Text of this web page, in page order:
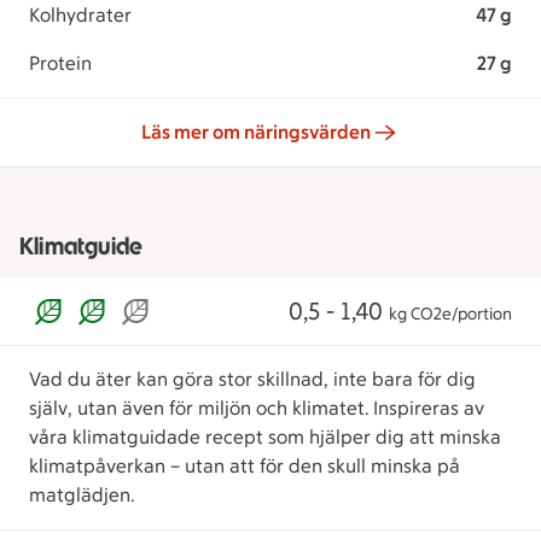
Kolhydrater 47 g
Protein 27 g
Läs mer om näringsvärden
Klimatguide
0,5 - 1,40 kg CO2e/portion
Vad du äter kan göra stor skillnad, inte bara för dig
själv, utan även för miljön och klimatet. Inspireras av
våra klimatguidade recept som hjälper dig att minska
klimatpåverkan – utan att för den skull minska på
matglädjen.